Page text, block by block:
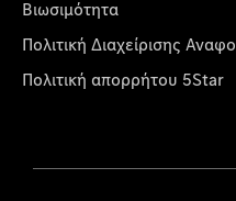
Βιωσιμότητα
Πολιτική Διαχείρισης
Πολιτική απορρήτου 5Star